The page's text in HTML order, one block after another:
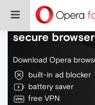
Do more on
secure
Download Opera
built-in ad blocker
battery saver
free VPN